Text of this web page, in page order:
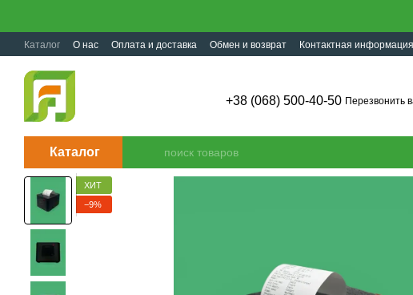
Каталог О нас Оплата и доставка Обмен и возврат Контактная информация
+38 (068) 500-40-50 Перезвонить
Каталог
ХИТ
−9%